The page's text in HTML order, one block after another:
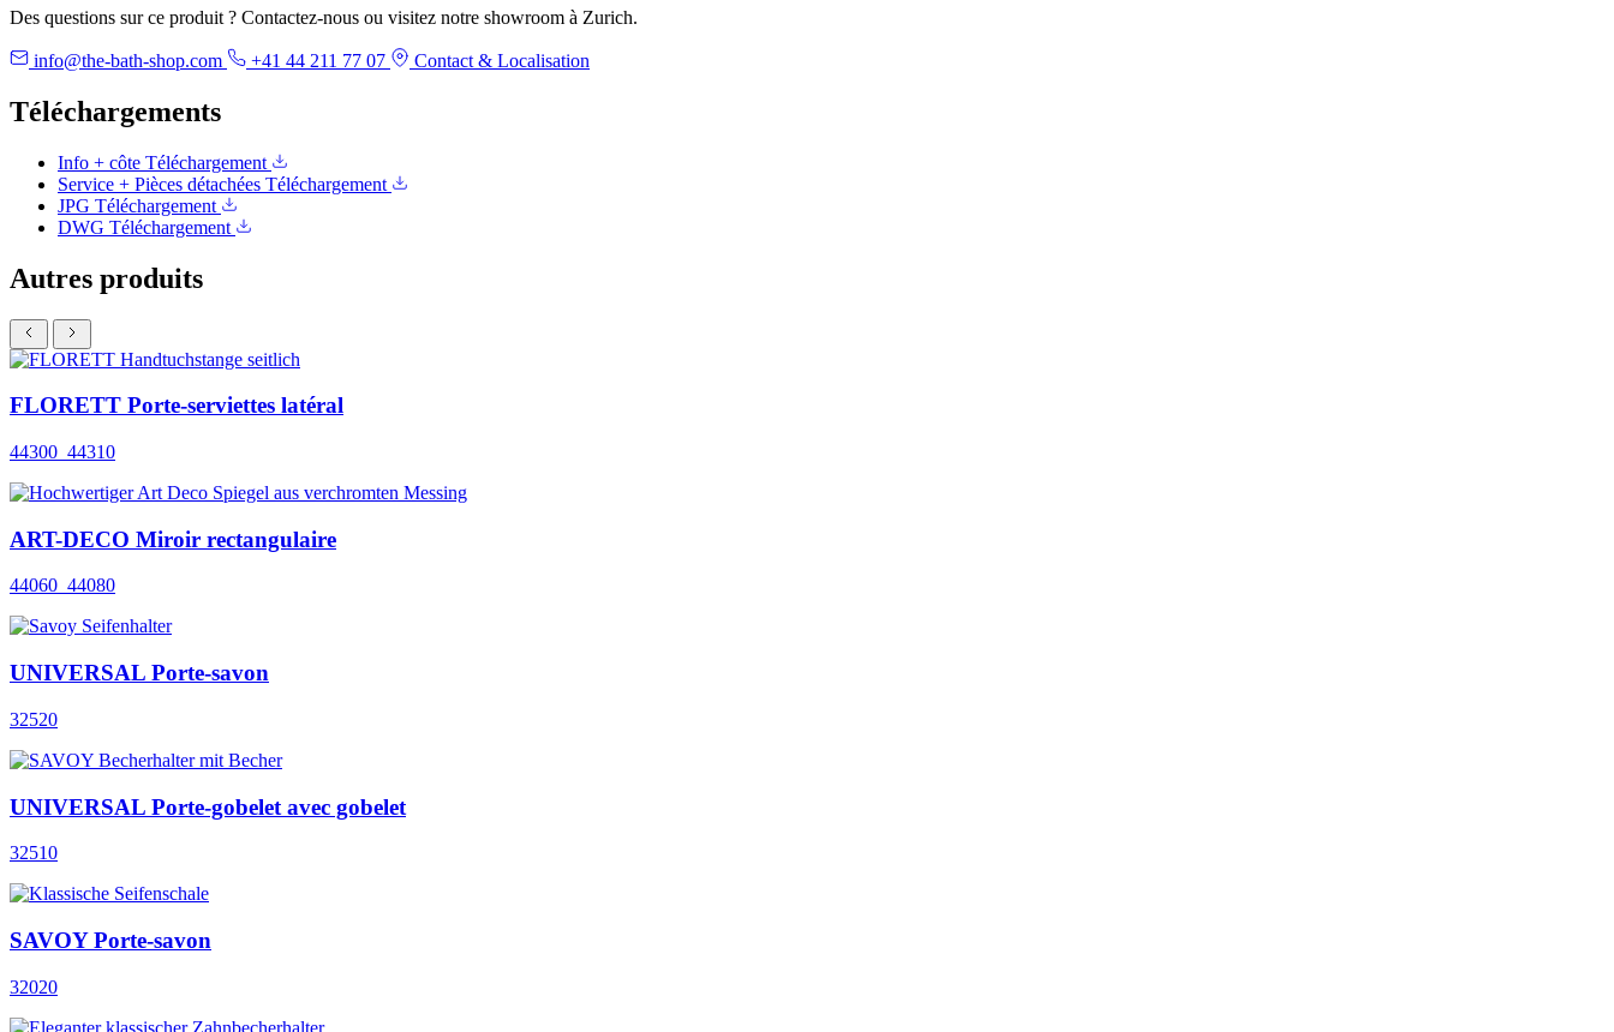
Des questions sur ce produit ? Contactez-nous ou visitez notre showroom à Zurich.
info@the-bath-shop.com +41 44 211 77 07 Contact & Localisation
Téléchargements
Info + côte Téléchargement
Service + Pièces détachées Téléchargement
JPG Téléchargement
DWG Téléchargement
Autres produits
FLORETT Porte-serviettes latéral
44300_44310
ART-DECO Miroir rectangulaire
44060_44080
UNIVERSAL Porte-savon
32520
UNIVERSAL Porte-gobelet avec gobelet
32510
SAVOY Porte-savon
32020